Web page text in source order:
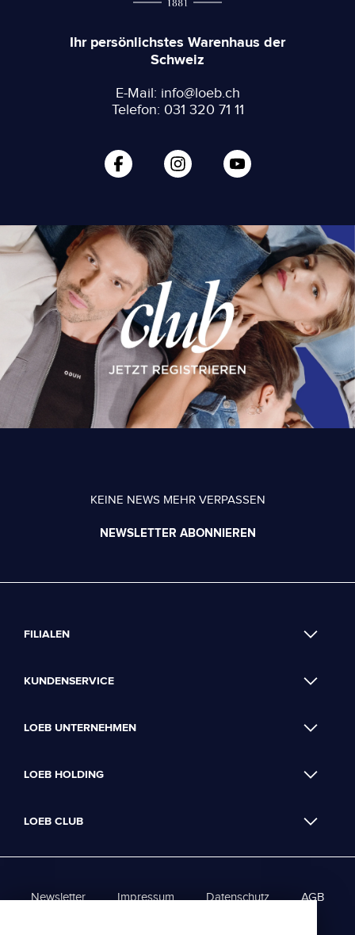
Ihr persönlichstes Warenhaus der
Schweiz
E-Mail: info@loeb.ch
Telefon: 031 320 71 11
KEINE NEWS MEHR VERPASSEN
NEWSLETTER ABONNIEREN
FILIALEN
KUNDENSERVICE
LOEB UNTERNEHMEN
LOEB HOLDING
LOEB CLUB
Newsletter Impressum Datenschutz AGB